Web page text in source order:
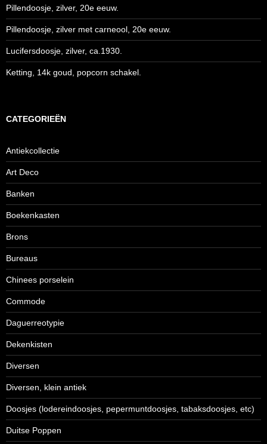
Pillendoosje, zilver, 20e eeuw.
Pillendoosje, zilver met carneool, 20e eeuw.
Lucifersdoosje, zilver, ca.1930.
Ketting, 14k goud, popcorn schakel.
CATEGORIEËN
Antiekcollectie
Art Deco
Banken
Boekenkasten
Brons
Bureaus
Chinees porselein
Commode
Daguerreotypie
Dekenkisten
Diversen
Diversen, klein antiek
Doosjes (lodereindoosjes, pepermuntdoosjes, tabaksdoosjes, etc)
Duitse Poppen